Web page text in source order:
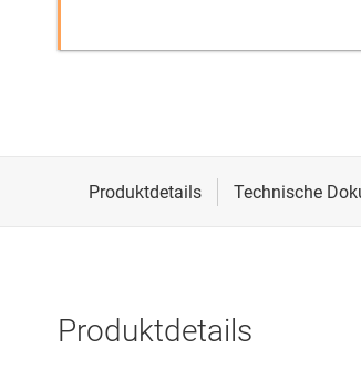
Produktdetails